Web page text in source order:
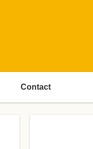
Contact